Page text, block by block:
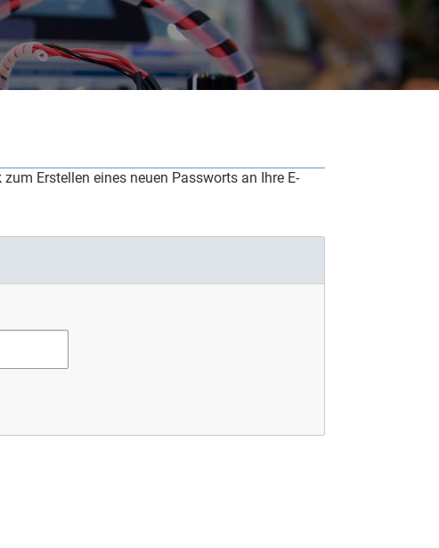
Erstellen eines neuen Passworts an Ihre E-